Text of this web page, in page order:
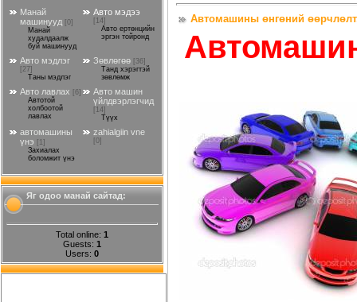
Манай
машинууд [0]
Манай
худалдаалж
буй машинууд
Авто мэдээ
[14]
Авто ертөнцийн
эргэн тойронд
Авто мэдлэг
[27]
Таны мэдлэг
Зөвлөгөө
[36]
Танд хэрэгтэй
зөвлөмж
Авто лавлах
[6]
Автотой
холбоотой
лавлах
Авто машин
үйлдвэрлэгчид
[14]
Түүх
автомашины
үнэ
[1]
Захиалах
боломжит үнэ
zahialgiin vne
[0]
Яг одоо манай сайтад:
Total online: 1
Guests: 1
Users: 0
Автомашины өнгөний